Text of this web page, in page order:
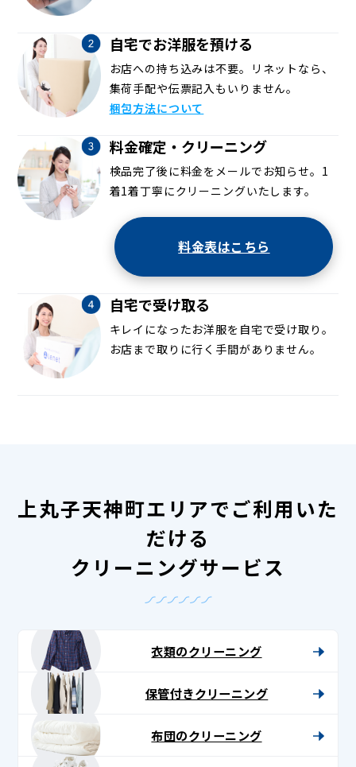
自宅でお洋服を預ける
お店への持ち込みは不要。リネットなら、
集荷手配や伝票記入もいりません。
梱包方法について
料金確定・クリーニング
検品完了後に料金をメールでお知らせ。1
着1着丁寧にクリーニングいたします。
料金表はこちら
自宅で受け取る
キレイになったお洋服を自宅で受け取り。
お店まで取りに行く手間がありません。
上丸子天神町エリアでご利用いた
だける
クリーニングサービス
衣類のクリーニング
保管付きクリーニング
布団のクリーニング